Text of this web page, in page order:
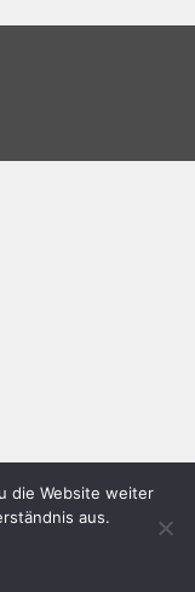
die Website weiter
aus.